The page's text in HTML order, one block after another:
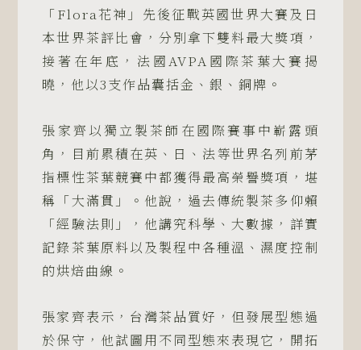
「Flora花神」先後征戰英國世界大賽及日
本世界茶評比會，分別拿下雙料最大獎項，
接著在年底，法國AVPA國際茶葉大賽揭
曉，他以3支作品囊括金、銀、銅牌。
張家齊以獨立製茶師在國際賽事中嶄露頭
角，目前累積在英、日、法等世界名列前茅
指標性茶葉競賽中都獲得最高榮譽獎項，堪
稱「大滿貫」。他說，過去傳統製茶多仰賴
「經驗法則」，他講究科學、大數據，詳實
記錄茶葉原料以及製程中各種溫、濕度控制
的烘焙曲線。
張家齊表示，台灣茶品質好，但發展型態過
於保守，他試圖用不同型態來表現它，開拓